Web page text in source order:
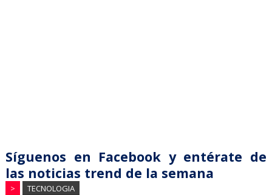
Síguenos en Facebook y entérate de
las noticias trend de la semana
> TECNOLOGIA